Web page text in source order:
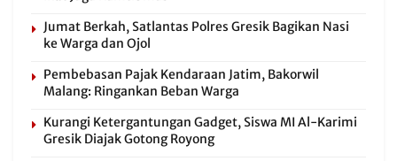
Jumat Berkah, Satlantas Polres Gresik Bagikan Nasi
ke Warga dan Ojol
Pembebasan Pajak Kendaraan Jatim, Bakorwil
Malang: Ringankan Beban Warga
Kurangi Ketergantungan Gadget, Siswa MI Al-Karimi
Gresik Diajak Gotong Royong